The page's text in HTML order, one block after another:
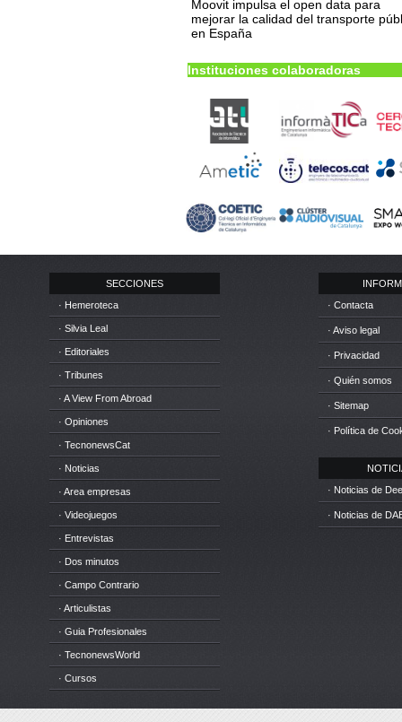
Moovit impulsa el open data para
mejorar la calidad del transporte
en España
Instituciones colaboradoras
SECCIONES
· Hemeroteca
· Silvia Leal
· Editoriales
· Tribunes
· A View From Abroad
· Opiniones
· TecnonewsCat
· Noticias
· Area empresas
· Videojuegos
· Entrevistas
· Dos minutos
· Campo Contrario
· Articulistas
· Guia Profesionales
· TecnonewsWorld
· Cursos
· Contacta
· Aviso legal
· Privacidad
· Quién somos
· Sitemap
· Política de
· Noticias de
· Noticias de